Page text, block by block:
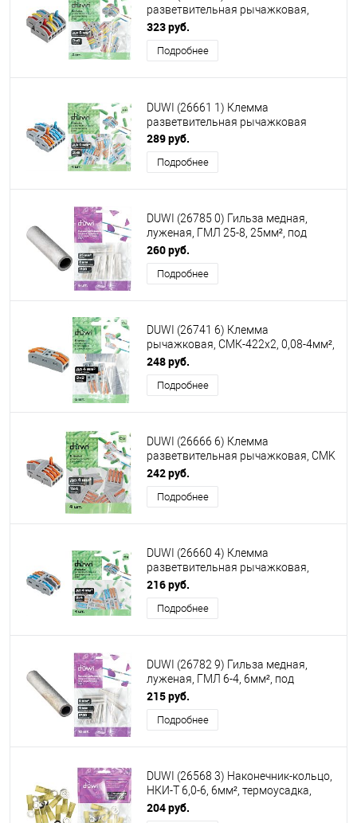
разветвительная рычажковая,
CMK-536 PRO, 3х6, 0
323 руб.
Подробнее
DUWI (26661 1) Клемма
разветвительная рычажковая
289 руб.
Подробнее
DUWI (26785 0) Гильза медная,
луженая, ГМЛ 25-8, 25мм², под
опрессовку, 5шт
260 руб.
Подробнее
DUWI (26741 6) Клемма
рычажковая, СМК-422х2, 0,08-4мм²,
серый
248 руб.
Подробнее
DUWI (26666 6) Клемма
разветвительная рычажковая, CMK
421-4, 1х4
242 руб.
Подробнее
DUWI (26660 4) Клемма
разветвительная рычажковая,
CMK-524 PRO, 2х4, 0,5-4мм², 4шт
216 руб.
Подробнее
DUWI (26782 9) Гильза медная,
луженая, ГМЛ 6-4, 6мм², под
опрессовку
215 руб.
Подробнее
DUWI (26568 3) Наконечник-кольцо,
НКИ-Т 6,0-6, 6мм², термоусадка,
желтый
204 руб.